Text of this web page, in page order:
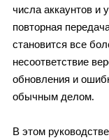
числа аккаунтов и
повторная
становится все
несоответствие
обновления и
обычным делом.
В этом